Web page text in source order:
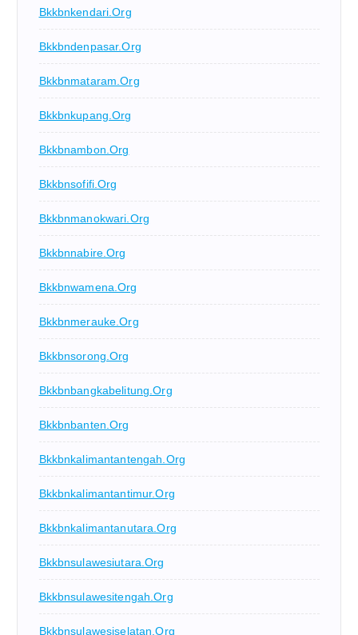
Bkkbnkendari.org
Bkkbndenpasar.org
Bkkbnmataram.org
Bkkbnkupang.org
Bkkbnambon.org
Bkkbnsofifi.org
Bkkbnmanokwari.org
Bkkbnnabire.org
Bkkbnwamena.org
Bkkbnmerauke.org
Bkkbnsorong.org
Bkkbnbangkabelitung.org
Bkkbnbanten.org
Bkkbnkalimantantengah.org
Bkkbnkalimantantimur.org
Bkkbnkalimantanutara.org
Bkkbnsulawesiutara.org
Bkkbnsulawesitengah.org
Bkkbnsulawesiselatan.org